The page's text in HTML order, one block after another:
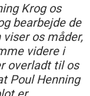
Krog os
bearbejde de
os måder,
videre i
overladt til os
Poul Henning